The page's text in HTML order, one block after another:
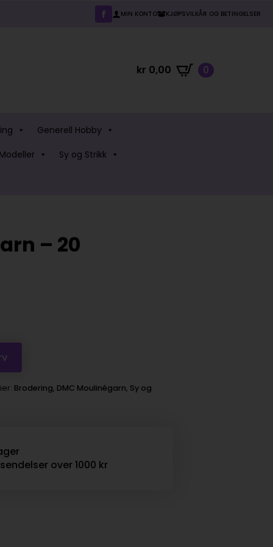
MIN KONTO KJØPSVILKÅR OG BETINGELSER
kr 0,00 0
Generell Hobby
Sy og Strikk
– 20
Brodering, DMC Moulinégarn, Sy og
over 1000 kr